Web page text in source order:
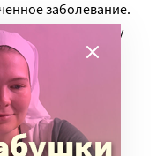
заболевание.
имеет одну и ту
в 50%
на конкретную
генов, а также